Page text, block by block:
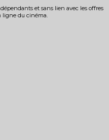
et sans lien avec les offres
ligne du cinéma.